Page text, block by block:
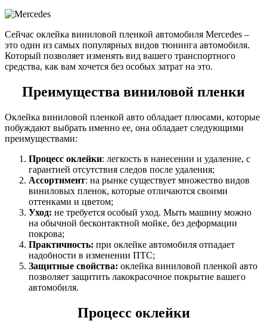
Сейчас оклейка виниловой пленкой автомобиля Mercedes –
это один из самых популярных видов тюнинга автомобиля.
Который позволяет изменять вид вашего транспортного
средства, как вам хочется без особых затрат на это.
Преимущества виниловой пленки
Оклейка виниловой пленкой авто обладает плюсами, которые
побуждают выбрать именно ее, она обладает следующими
преимуществами:
Процесс оклейки: легкость в нанесении и удаление, с
гарантией отсутствия следов после удаления;
Ассортимент: на рынке существует множество видов
виниловых пленок, которые отличаются своими
оттенками и цветом;
Уход: не требуется особый уход. Мыть машину можно
на обычной бесконтактной мойке, без деформации
покрова;
Практичность: при оклейке автомобиля отпадает
надобности в изменении ПТС;
Защитные свойства: оклейка виниловой пленкой авто
позволяет защитить лакокрасочное покрытие вашего
автомобиля.
Процесс оклейки